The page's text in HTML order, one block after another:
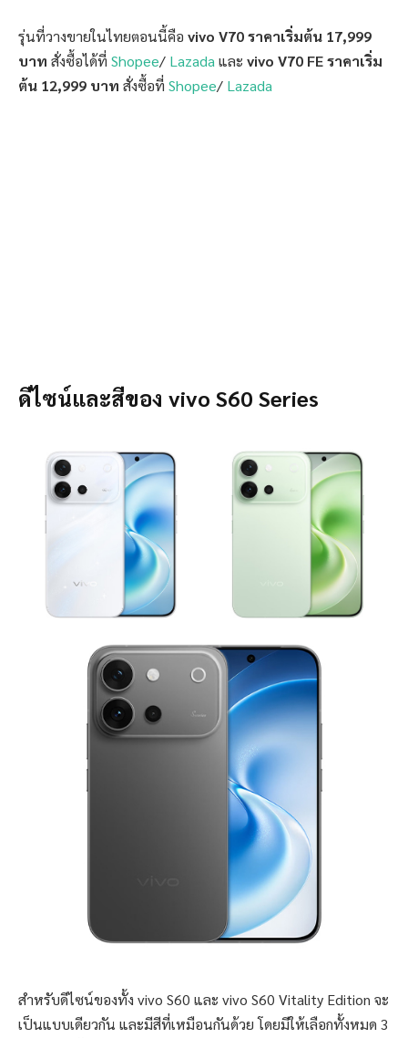
รุ่นที่วางขายในไทยตอนนี้คือ vivo V70 ราคาเริ่มต้น 17,999
บาท สั่งซื้อได้ที่ Shopee/ Lazada และ vivo V70 FE ราคาเริ่ม
ต้น 12,999 บาท สั่งซื้อที่ Shopee/ Lazada
ดีไซน์และสีของ vivo S60 Series
สำหรับดีไซน์ของทั้ง vivo S60 และ vivo S60 Vitality Edition จะ
เป็นแบบเดียวกัน และมีสีที่เหมือนกันด้วย โดยมีให้เลือกทั้งหมด 3